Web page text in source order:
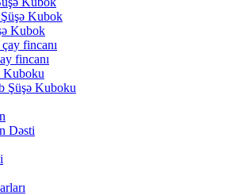
Kubok
Kubok
fincanı
fincanı
Kuboku
Şüşə Kuboku
Dəsti